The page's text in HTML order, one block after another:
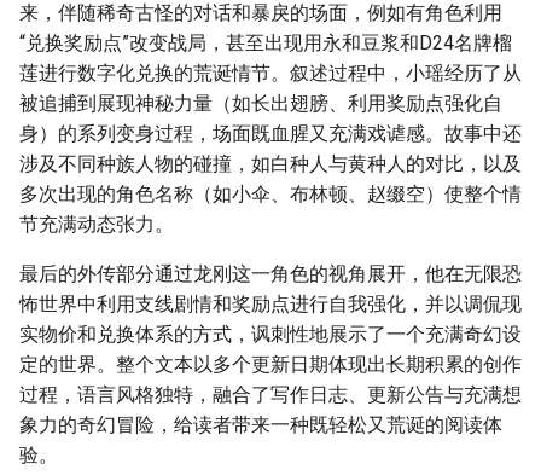
来，伴随稀奇古怪的对话和暴戾的场面，例如有角色利用
“兑换奖励点”改变战局，甚至出现用永和豆浆和D24名牌榴
莲进行数字化兑换的荒诞情节。叙述过程中，小瑶经历了从
被追捕到展现神秘力量（如长出翅膀、利用奖励点强化自
身）的系列变身过程，场面既血腥又充满戏谑感。故事中还
涉及不同种族人物的碰撞，如白种人与黄种人的对比，以及
多次出现的角色名称（如小伞、布林顿、赵缀空）使整个情
节充满动态张力。
最后的外传部分通过龙刚这一角色的视角展开，他在无限恐
怖世界中利用支线剧情和奖励点进行自我强化，并以调侃现
实物价和兑换体系的方式，讽刺性地展示了一个充满奇幻设
定的世界。整个文本以多个更新日期体现出长期积累的创作
过程，语言风格独特，融合了写作日志、更新公告与充满想
象力的奇幻冒险，给读者带来一种既轻松又荒诞的阅读体
验。